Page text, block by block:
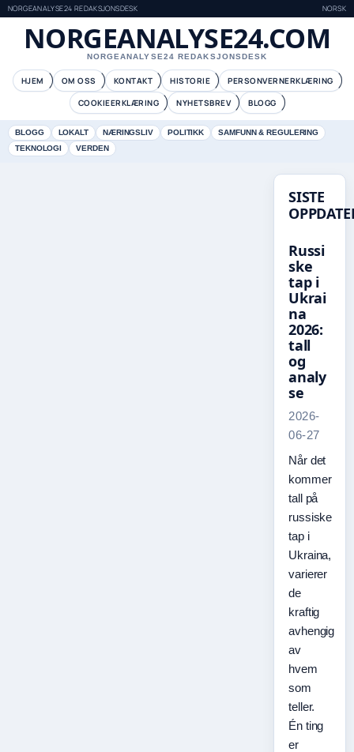
NORGEANALYSE24 REDAKSJONSDESK NORSK
NORGEANALYSE24.COM
NORGEANALYSE24 REDAKSJONSDESK
HJEM OM OSS KONTAKT HISTORIE
PERSONVERNERKLÆRING
COOKIEERKLÆRING
NYHETSBREV BLOGG
BLOGG LOKALT NÆRINGSLIV POLITIKK
SAMFUNN & REGULERING
TEKNOLOGI
VERDEN
SISTE
Russi
ske
tap i
Ukrai
na
2026:
tall
og
analy
se
2026-
06-27
Når det
kommer
tall på
russiske
tap i
Ukraina,
varierer
de
kraftig
avhengig
av
hvem
som
teller.
Én ting
er